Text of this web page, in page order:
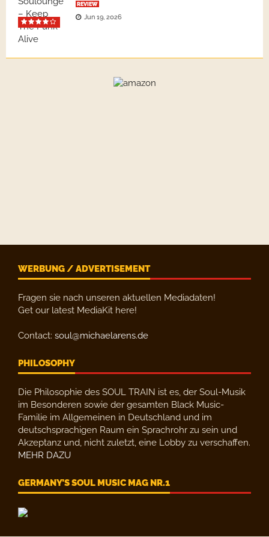
REVIEW
Jun 19, 2026
WERBUNG / ADVERTISEMENT
Fragen sie nach unseren aktuellen Mediadaten!
Get our latest MediaKit here!
Contact: soul@michaelarens.de
PHILOSOPHY
Die Philosophie des SOUL TRAIN ist es, der Soul-Musik
im Besonderen sowie der gesamten Black Music-
Familie im Allgemeinen in Deutschland und im
deutschsprachigen Raum ein Sprachrohr zu sein und
Akzeptanz und, nicht zuletzt, eine Lobby zu verschaffen.
MEHR DAZU
GERMANY’S SOUL MUSIC MAG NR.1